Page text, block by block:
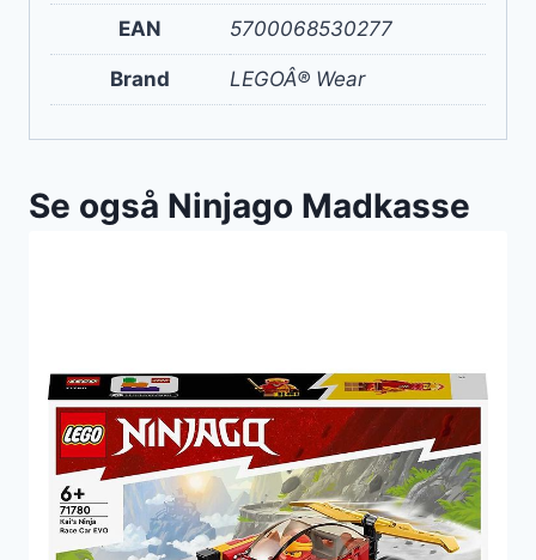
EAN 5700068530277
Brand LEGOÂ® Wear
Se også Ninjago Madkasse